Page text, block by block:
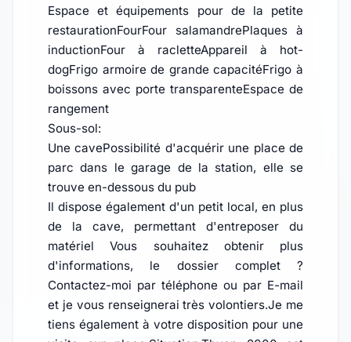
Espace et équipements pour de la petite
restaurationFourFour salamandrePlaques à
inductionFour à racletteAppareil à hot-
dogFrigo armoire de grande capacitéFrigo à
boissons avec porte transparenteEspace de
rangement
Sous-sol:
Une cavePossibilité d'acquérir une place de
parc dans le garage de la station, elle se
trouve en-dessous du pub
Il dispose également d'un petit local, en plus
de la cave, permettant d'entreposer du
matériel Vous souhaitez obtenir plus
d'informations, le dossier complet ?
Contactez-moi par téléphone ou par E-mail
et je vous renseignerai très volontiers.Je me
tiens également à votre disposition pour une